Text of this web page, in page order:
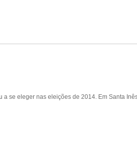
se eleger nas eleições de 2014. Em Santa